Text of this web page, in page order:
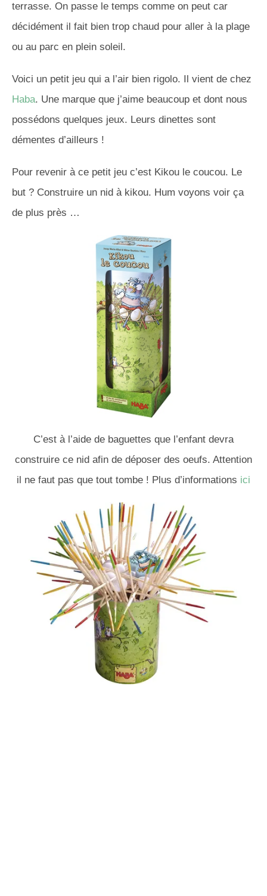
terrasse. On passe le temps comme on peut car
décidément il fait bien trop chaud pour aller à la plage
ou au parc en plein soleil.
Voici un petit jeu qui a l’air bien rigolo. Il vient de chez
Haba. Une marque que j’aime beaucoup et dont nous
possédons quelques jeux. Leurs dinettes sont
démentes d’ailleurs !
Pour revenir à ce petit jeu c’est Kikou le coucou. Le
but ? Construire un nid à kikou. Hum voyons voir ça
de plus près …
C’est à l’aide de baguettes que l’enfant devra
construire ce nid afin de déposer des oeufs. Attention
il ne faut pas que tout tombe ! Plus d’informations ici